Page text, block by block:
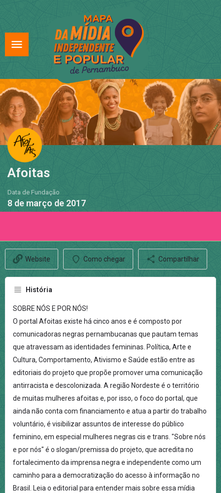
Afoitas
Data de Fundação
8 de março de 2017
Website Como chegar Compartilhar
História
SOBRE NÓS E POR NÓS!
O portal Afoitas existe há cinco anos e é composto por
comunicadoras negras pernambucanas que pautam temas
que atravessam as identidades femininas. Política, Arte e
Cultura, Comportamento, Ativismo e Saúde estão entre as
editoriais do projeto que propõe promover uma comunicação
antirracista e descolonizada. A região Nordeste é o território
de muitas mulheres afoitas e, por isso, o foco do portal, que
ainda não conta com financiamento e atua a partir do trabalho
voluntário, é visibilizar assuntos de interesse do público
feminino, em especial mulheres negras cis e trans. "Sobre nós
e por nós" é o slogan/premissa do projeto, que acredita no
fortalecimento da imprensa negra e independente como um
caminho para a democratização do acesso à informação no
Brasil. Leia o editorial para entender mais sobre essa mídia